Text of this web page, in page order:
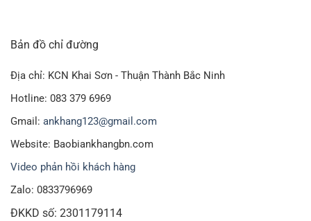
Bản đồ chỉ đường
Địa chỉ: KCN Khai Sơn - Thuận Thành Bắc Ninh
Hotline: 083 379 6969
Gmail: ankhang123@gmail.com
Website: Baobiankhangbn.com
Video phản hồi khách hàng
Zalo: 0833796969
ĐKKD số: 2301179114